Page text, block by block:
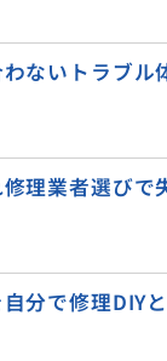
ないトラブル
理業者選びで
分で修理DIY